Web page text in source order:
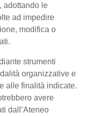
adottando le
ad impedire
modifica o
strumenti
organizzative e
alle finalità indicate.
avere
dall’Ateneo